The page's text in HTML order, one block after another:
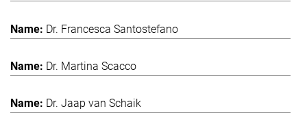
Dr. Francesca Santostefano
Dr. Martina Scacco
Dr. Jaap van Schaik